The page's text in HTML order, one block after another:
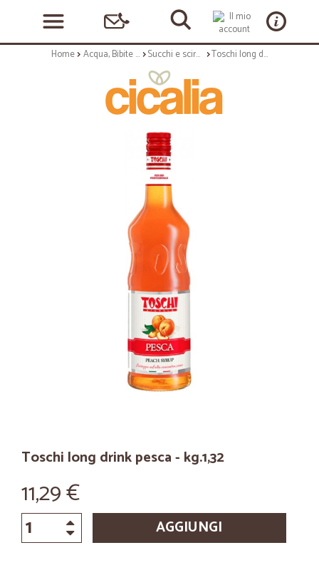
Home Acqua, Bibite e Alcolici Succhi e sciroppi Toschi long drink pesca - kg.1,32
Toschi long drink pesca - kg.1,32
11,29 €
AGGIUNGI